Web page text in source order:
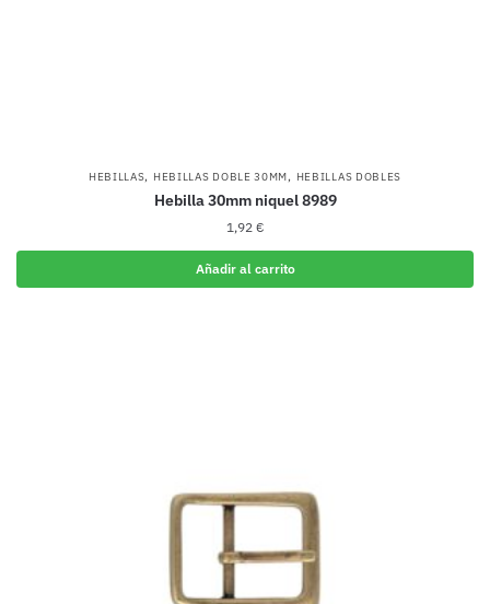
HEBILLAS, HEBILLAS DOBLE 30MM, HEBILLAS DOBLES
Hebilla 30mm niquel 8989
1,92 €
Añadir al carrito